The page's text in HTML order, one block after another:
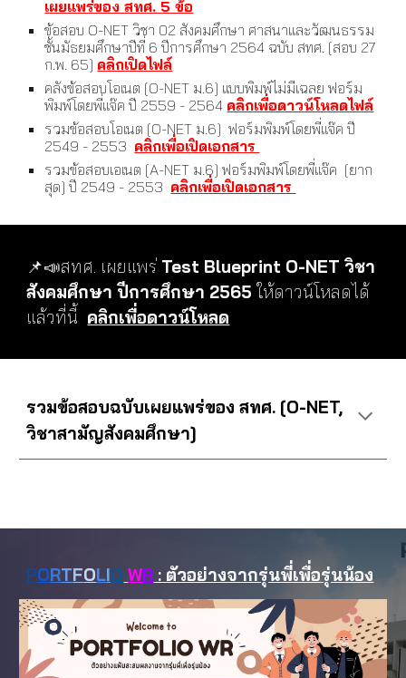
เผยแพร่ของ สทศ. 5 ข้อ
ข้อสอบ O-NET วิชา 02 สังคมศึกษา ศาสนาและวัฒนธรรม
ชั้นมัธยมศึกษาปีที่ 6 ปีการศึกษา 2564 ฉบับ สทศ. [สอบ 27
ก.พ. 65] คลิกเปิดไฟล์
คลังข้อสอบโอเนต [O-NET ม.6] แบบพิมพ์ไม่มีเฉลย ฟอร์ม
พิมพ์โดยพี่แจ๊ค ปี 2559 - 2564 คลิกเพื่อดาวน์โหลดไฟล์
รวมข้อสอบโอเนต [O-NET ม.6]ฟอร์มพิมพ์โดยพี่แจ๊คปี
2549 - 2553 คลิกเพื่อเปิดเอกสาร
รวมข้อสอบเอเนต [A-NET ม.6]ฟอร์มพิมพ์โดยพี่แจ๊ค [ยาก
สุด] ปี 2549 - 2553 คลิกเพื่อเปิดเอกสาร
📌📣สทศ. เผยแพร่ Test Blueprint O-NET วิชา
สังคมศึกษา ปีการศึกษา 2565 ให้ดาวน์โหลดได้
แล้วที่นี้ คลิกเพื่อดาวน์โหลด
รวมข้อสอบฉบับเผยแพร่ของ สทศ. [O-NET,
วิชาสามัญสังคมศึกษา]
PORTFOLIO WR : ตัวอย่างจากรุ่นพี่เพื่อรุ่นน้อง